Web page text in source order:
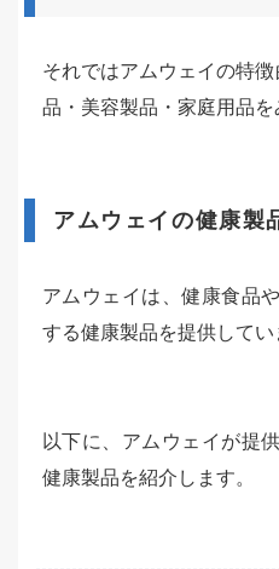
それではアムウェイの特
品・美容製品・家庭用品を
アムウェイの健康製
アムウェイは、健康食品
する健康製品を提供してい
以下に、アムウェイが提
健康製品を紹介します。